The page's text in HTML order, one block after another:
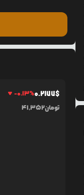
-0.13%0.2177$
41,352تومان